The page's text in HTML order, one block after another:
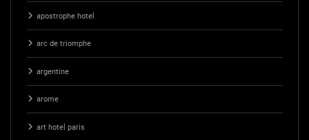
apostrophe hotel
arc de triomphe
argentine
arome
art hotel paris